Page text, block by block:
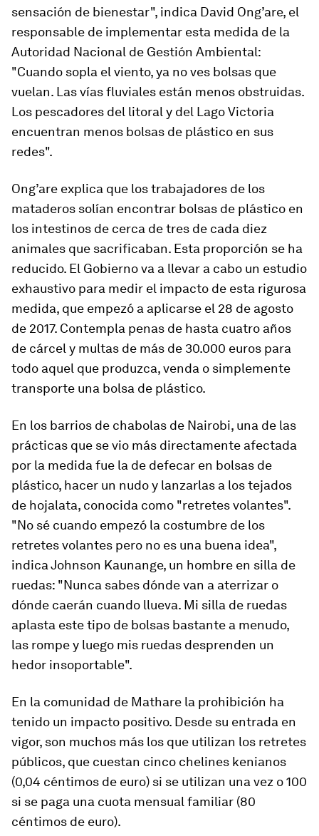
sensación de bienestar", indica David Ong’are, el
responsable de implementar esta medida de la
Autoridad Nacional de Gestión Ambiental:
"Cuando sopla el viento, ya no ves bolsas que
vuelan. Las vías fluviales están menos obstruidas.
Los pescadores del litoral y del Lago Victoria
encuentran menos bolsas de plástico en sus
redes".
Ong’are explica que los trabajadores de los
mataderos solían encontrar bolsas de plástico en
los intestinos de cerca de tres de cada diez
animales que sacrificaban. Esta proporción se ha
reducido. El Gobierno va a llevar a cabo un estudio
exhaustivo para medir el impacto de esta rigurosa
medida, que empezó a aplicarse el 28 de agosto
de 2017. Contempla penas de hasta cuatro años
de cárcel y multas de más de 30.000 euros para
todo aquel que produzca, venda o simplemente
transporte una bolsa de plástico.
En los barrios de chabolas de Nairobi, una de las
prácticas que se vio más directamente afectada
por la medida fue la de defecar en bolsas de
plástico, hacer un nudo y lanzarlas a los tejados
de hojalata, conocida como "retretes volantes".
"No sé cuando empezó la costumbre de los
retretes volantes pero no es una buena idea",
indica Johnson Kaunange, un hombre en silla de
ruedas: "Nunca sabes dónde van a aterrizar o
dónde caerán cuando llueva. Mi silla de ruedas
aplasta este tipo de bolsas bastante a menudo,
las rompe y luego mis ruedas desprenden un
hedor insoportable".
En la comunidad de Mathare la prohibición ha
tenido un impacto positivo. Desde su entrada en
vigor, son muchos más los que utilizan los retretes
públicos, que cuestan cinco chelines kenianos
(0,04 céntimos de euro) si se utilizan una vez o 100
si se paga una cuota mensual familiar (80
céntimos de euro).